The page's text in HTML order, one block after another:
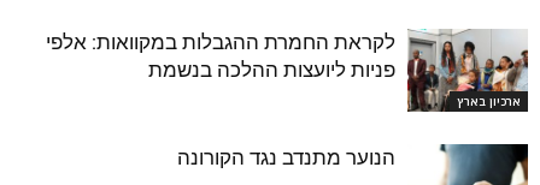
ארכיון בארץ
לקראת החמרת ההגבלות במקוואות: אלפי
פניות ליועצות ההלכה בנשמת
הנוער מתנדב נגד הקורונה